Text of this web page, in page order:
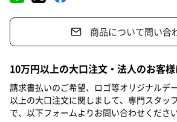
にさりげなく存在することで、どんな空間
に変えてくれるフレグランスブランドです
商品詳細情報
原材料
プラ／香料／天然成分
#祖母 #母親
#彼氏 #10代 #20代前半
商品について問い合
10万円以上の大口注文・法人のお客
請求書払いのご希望、ロゴ等オリジナルデ
以上の大口注文に関しまして、専門スタッ
で、以下フォームよりお問い合わせください